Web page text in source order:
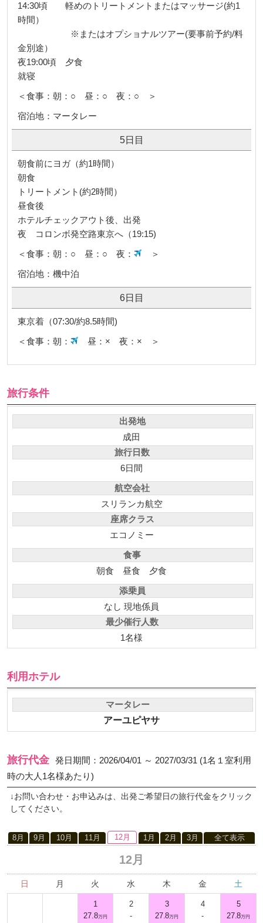
14:30頃 軽めのトリートメントまたはマッサージ(約1
時間）
※またはオプショナルツアー(要事前予約/料
金別途）
夜19:00頃 夕食
就寝
＜食事：朝：○ 昼：○ 夜：○ ＞
宿泊地：マータレー
5日目
朝食前にヨガ（約1時間）
朝食
トリートメント(約2時間）
昼食後
ホテルチェックアウト後、出発
夜 コロンボ発空路東京へ（19:15)
＜食事：朝：○ 昼：○ 夜：
＞
宿泊地：機中泊
6日目
東京着（07:30/約8.5時間)
＜食事：朝：
昼：× 夜：× ＞
旅行条件
出発地
成田
旅行日数
6日間
航空会社
スリランカ航空
座席クラス
エコノミー
食事
朝食 昼食 夕食
添乗員
なし 現地係員
最少催行人数
1名様
利用ホテル
マータレー
アーユピヤサ
旅行代金 発日期間：2026/04/01 ～ 2027/03/31 (1名１室利用
時の大人1名様あたり)
↓お問い合わせ・お申込みは、出発ご希望日の旅行代金をクリック
してください。
8月 9月 10月 11月 12月 1月 2月 3月 全て表示
12月
日 月 火 水 木 金 土
1
27.8万円
2
-
3
27.8万円
4
-
5
27.8万円